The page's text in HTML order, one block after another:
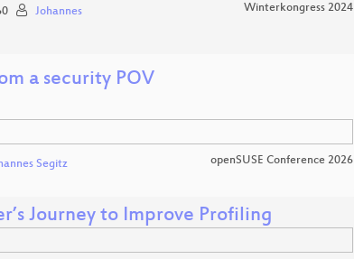
Johannes Winterkongress 2024
a security POV
Segitz openSUSE Conference 2026
Journey to Improve Profiling